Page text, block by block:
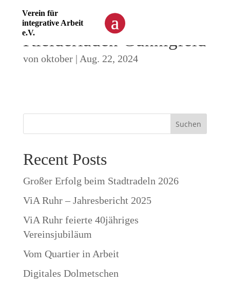
Verein für
integrative Arbeit
e.V.
Kleiderladen Günnigfeld
von oktober| Aug. 22, 2024
Suchen
Recent Posts
Großer Erfolg beim Stadtradeln 2026
ViA Ruhr – Jahresbericht 2025
ViA Ruhr feierte 40jähriges
Vereinsjubiläum
Vom Quartier in Arbeit
Digitales Dolmetschen